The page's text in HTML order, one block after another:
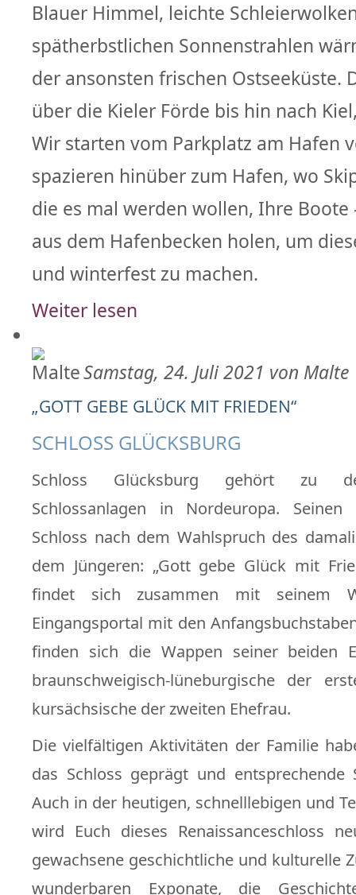
Blauer Himmel, leichte
spätherbstlichen Sonnenstrahlen
der ansonsten frischen Ostseeküste.
über die Kieler Förde bis hin nach
Wir starten vom Parkplatz am Hafen
spazieren hinüber zum Hafen, wo
die es mal werden wollen, Ihre Boote
aus dem Hafenbecken holen, um
und winterfest zu machen.
Weiter lesen
Samstag, 24. Juli 2021 von Malte
„GOTT GEBE GLÜCK MIT FRIEDEN“
SCHLOSS GLÜCKSBURG
Schloss Glücksburg gehört zu
Schlossanlagen in Nordeuropa.
Schloss nach dem Wahlspruch des
dem Jüngeren: „Gott gebe Glück mit
findet sich zusammen mit seinem
Eingangsportal mit den
finden sich die Wappen seiner beiden
braunschweigisch-lüneburgische der
kursächsische der zweiten Ehefrau.
Die vielfältigen Aktivitäten der Familie
das Schloss geprägt und entsprechende
Auch in der heutigen, schnelllebigen und
wird Euch dieses Renaissanceschloss
gewachsene geschichtliche und kulturelle
wunderbaren Exponate, die